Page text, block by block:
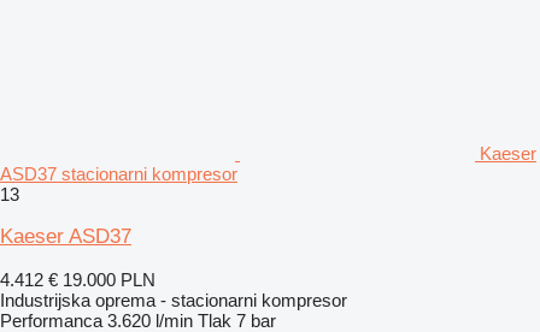
Kaeser
ASD37 stacionarni kompresor
13
Kaeser ASD37
4.412 € 19.000 PLN
Industrijska oprema - stacionarni kompresor
Performanca 3.620 l/min Tlak 7 bar